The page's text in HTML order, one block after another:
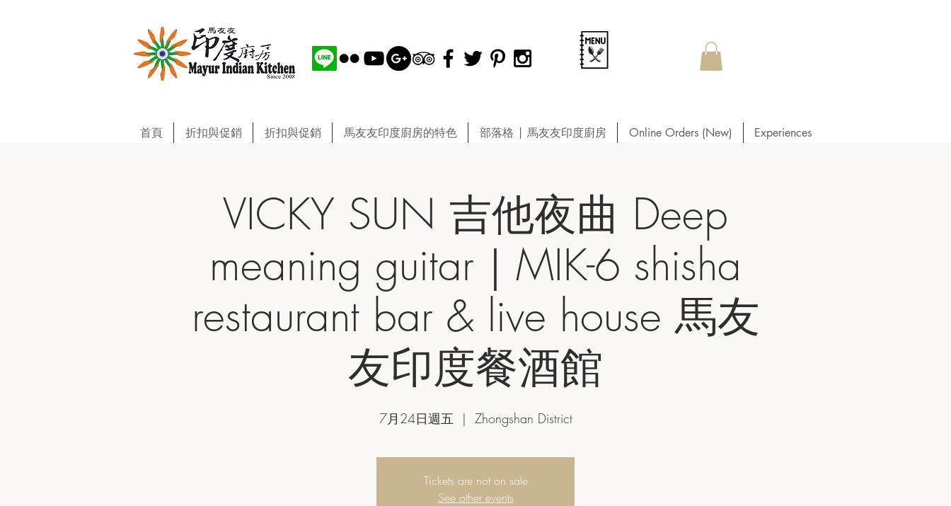
首頁 折扣與促銷 折扣與促銷 馬友友印度廚房的特色 部落格 | 馬友友印度廚房 Online Orders (New) Experiences
VICKY SUN 吉他夜曲 Deep
meaning guitar｜MIK-6 shisha
restaurant bar & live house 馬友
友印度餐酒館
7月24日週五
  |
Zhongshan District
Tickets are not on sale
See other events